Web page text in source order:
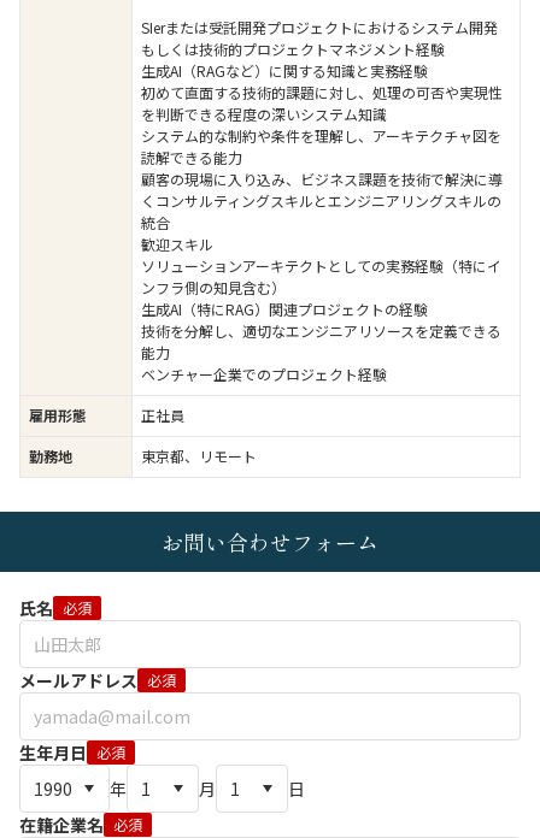
SIerまたは受託開発プロジェクトにおけるシステム開発
もしくは技術的プロジェクトマネジメント経験
生成AI（RAGなど）に関する知識と実務経験
初めて直面する技術的課題に対し、処理の可否や実現性
を判断できる程度の深いシステム知識
システム的な制約や条件を理解し、アーキテクチャ図を
読解できる能力
顧客の現場に入り込み、ビジネス課題を技術で解決に導
くコンサルティングスキルとエンジニアリングスキルの
統合
歓迎スキル
ソリューションアーキテクトとしての実務経験（特にイ
ンフラ側の知見含む）
生成AI（特にRAG）関連プロジェクトの経験
技術を分解し、適切なエンジニアリソースを定義できる
能力
ベンチャー企業でのプロジェクト経験
雇用形態
正社員
勤務地
東京都、リモート
お問い合わせフォーム
氏名 必須
メールアドレス 必須
生年月日 必須
年 月
日
在籍企業名 必須